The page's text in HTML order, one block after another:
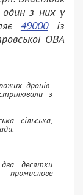
один з них у
49000із
ОВА
дронів-
з
сільська,
десятки